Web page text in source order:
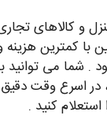
و کالاهای
با کمترین هزینه
. شما می توانید
در اسرع وقت
استعلام کنید .